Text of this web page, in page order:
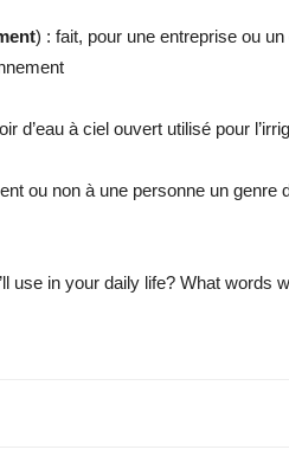
) : fait, pour une entreprise ou
d’eau à ciel ouvert utilisé pour
ou non à une personne un genre
use in your daily life? What words